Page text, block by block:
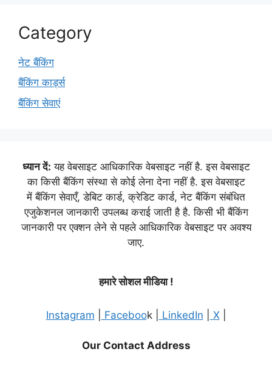
Category
नेट बैंकिंग
बैंकिंग कार्ड्स
बैंकिंग सेवाएं
ध्यान दें: यह वेबसाइट आधिकारिक वेबसाइट नहीं है. इस वेबसाइट
का किसी बैंकिंग संस्था से कोई लेना देना नहीं है. इस वेबसाइट
में बैंकिंग सेवाएँ, डेबिट कार्ड, क्रेडिट कार्ड, नेट बैंकिंग संबंधित
एजुकेशनल जानकारी उपलब्ध कराई जाती है है. किसी भी बैंकिंग
जानकारी पर एक्शन लेने से पहले आधिकारिक वेबसाइट पर अवश्य
जाए.
हमारे सोशल मीडिया !
Instagram Facebook | LinkedIn X|
Our Contact Address